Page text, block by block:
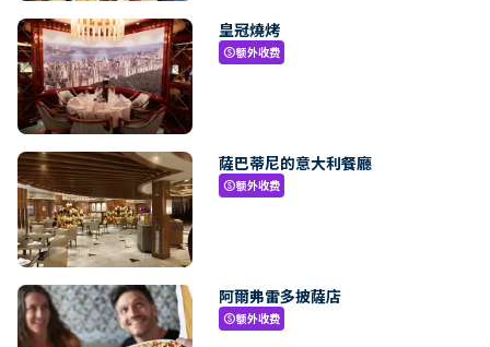
皇冠燒烤
paid额外收费
薩巴蒂尼的意大利餐廳
paid额外收费
阿爾弗雷多披薩店
paid额外收费